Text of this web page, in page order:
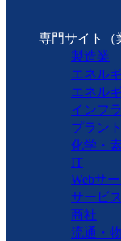
専門サイト（
製造業
エネル
エネル
インフラ
プラント
化学・
IT
Webサ
サービス
商社
流通・